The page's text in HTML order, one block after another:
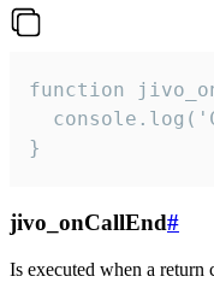
function
}
jivo_onCallEnd#
Is executed when a return